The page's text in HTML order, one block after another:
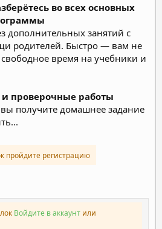
во всех основных
дополнительных занятий с
родителей. Быстро — вам не
свободное время на учебники и
проверочные работы
получите домашнее задание
пройдите регистрацию
Войдите в аккаунт или